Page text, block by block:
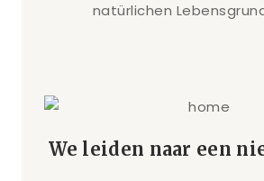
natürlichen
We leiden naar een